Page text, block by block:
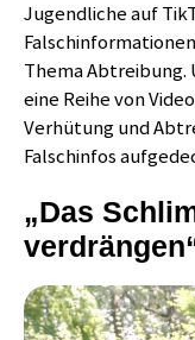
Jugendliche auf
Thema Abtreibung.
eine Reihe von
Verhütung und
Falschinfos
„Das